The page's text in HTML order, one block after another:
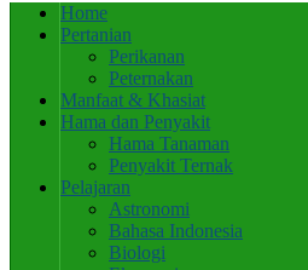
Home
Pertanian
Perikanan
Peternakan
Manfaat & Khasiat
Hama dan Penyakit
Hama Tanaman
Penyakit Ternak
Pelajaran
Astronomi
Bahasa Indonesia
Biologi